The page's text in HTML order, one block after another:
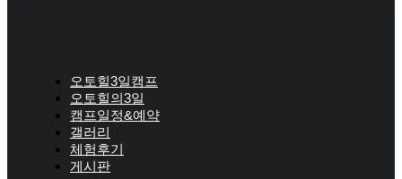
오토힐3일캠프
오토힐의3일
캠프일정&예약
갤러리
체험후기
게시판